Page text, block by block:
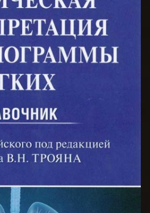
необходимые для пов...